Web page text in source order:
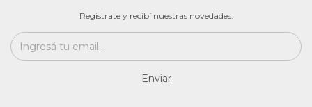
Registrate y recibí nuestras novedades.